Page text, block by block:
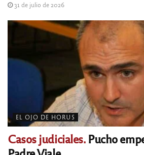
31 de julio de 2026
EL OJO DE HORUS
Casos judiciales.Pucho